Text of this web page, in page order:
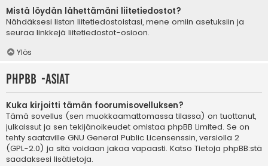
Mistä löydän lähettämäni liitetiedostot?
Nähdäksesi listan liitetiedostoistasi, mene omiin asetuksiin ja
seuraa linkkejä liitetiedostot-osioon.
Ylös
phpBB -asiat
Kuka kirjoitti tämän foorumisovelluksen?
Tämä sovellus (sen muokkaamattomassa tilassa) on tuottanut,
julkaissut ja sen tekijänoikeudet omistaa phpBB Limited. Se on
tehty saataville GNU General Public Licensenssin, versiolla 2
(GPL-2.0) ja sitä voidaan jakaa vapaasti. Katso Tietoja phpBB:stä
saadaksesi lisätietoja.